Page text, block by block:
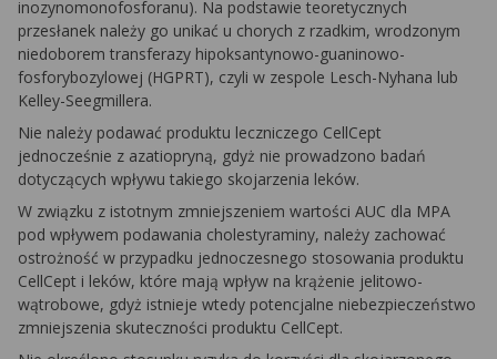
inozynomonofosforanu). Na podstawie teoretycznych
przesłanek należy go unikać u chorych z rzadkim, wrodzonym
niedoborem transferazy hipoksantynowo-guaninowo-
fosforybozylowej (HGPRT), czyli w zespole Lesch-Nyhana lub
Kelley-Seegmillera.
Nie należy podawać produktu leczniczego CellCept
jednocześnie z azatiopryną, gdyż nie prowadzono badań
dotyczących wpływu takiego skojarzenia leków.
W związku z istotnym zmniejszeniem wartości AUC dla MPA
pod wpływem podawania cholestyraminy, należy zachować
ostrożność w przypadku jednoczesnego stosowania produktu
CellCept i leków, które mają wpływ na krążenie jelitowo-
wątrobowe, gdyż istnieje wtedy potencjalne niebezpieczeństwo
zmniejszenia skuteczności produktu CellCept.